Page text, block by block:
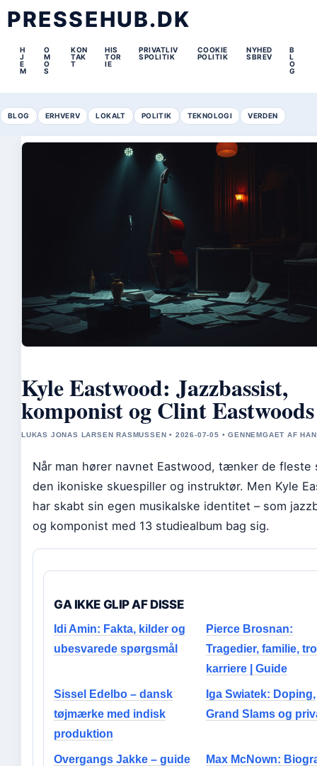
PRESSEHUB.DK
H
J
E
M
O
M
O
S
KON
TAK
T
HIS
TOR
IE
PRIVATLIV
SPOLITIK
COOKIE
POLITIK
NYHED
SBREV
B
L
O
G
BLOG ERHVERV LOKALT POLITIK TEKNOLOGI VERDEN
Kyle Eastwood: Jazzbassist,
komponist og Clint
LUKAS JONAS LARSEN RASMUSSEN • 2026-07-05 • GENNEMGAET AF
Når man hører navnet Eastwood, tænker de fleste
den ikoniske skuespiller og instruktør. Men Kyle
har skabt sin egen musikalske identitet – som
og komponist med 13 studiealbum bag sig.
GA IKKE GLIP AF DISSE
Idi Amin: Fakta, kilder og
ubesvarede spørgsmål
Pierce Brosnan:
Tragedier, familie,
karriere | Guide
Sissel Edelbo – dansk
tøjmærke med indisk
produktion
Iga Swiatek: Doping,
Grand Slams og
Overgangs Jakke – guide
Max McNown: